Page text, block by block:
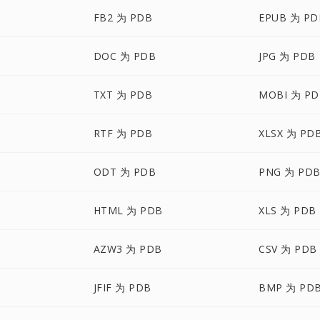
FB2 为 PDB EPUB 为
DOC 为 PDB JPG 为 PDB
TXT 为 PDB MOBI 为
RTF 为 PDB XLSX 为
ODT 为 PDB PNG 为 PDB
HTML 为 PDB XLS 为 PDB
AZW3 为 PDB CSV 为 PDB
JFIF 为 PDB BMP 为 PDB